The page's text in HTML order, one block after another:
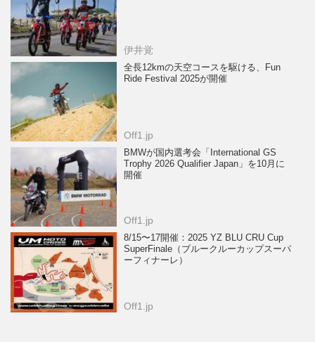
伊井覚
全長12kmの天空コースを駆ける、Fun
Ride Festival 2025が開催
Off1.jp
BMWが国内選考会「International GS
Trophy 2026 Qualifier Japan」を10月に
開催
Off1.jp
8/15〜17開催：2025 YZ BLU CRU Cup
SuperFinale（ブルークルーカップスーパ
ーフィナーレ）
Off1.jp